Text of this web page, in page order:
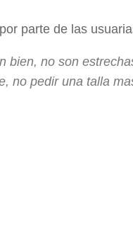
parte de las
bien, no son
no pedir una talla